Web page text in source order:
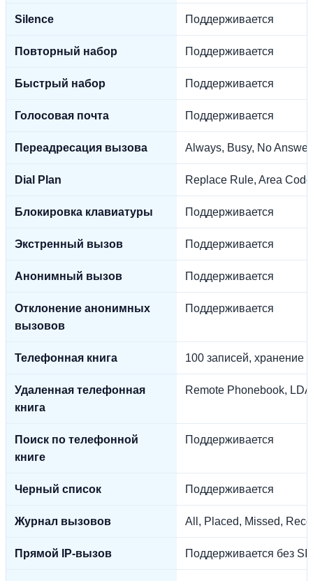
Silence Поддерживается
Повторный набор Поддерживается
Быстрый набор Поддерживается
Голосовая почта Поддерживается
Переадресация вызова Always, Busy, No Answer
Dial Plan Replace Rule, Area
Блокировка клавиатуры Поддерживается
Экстренный вызов Поддерживается
Анонимный вызов Поддерживается
Отклонение анонимных
вызовов
Поддерживается
Телефонная книга 100 записей, хранение
Удаленная телефонная
книга
Remote Phonebook,
Поиск по телефонной
книге
Поддерживается
Черный список Поддерживается
Журнал вызовов All, Placed, Missed,
Прямой IP-вызов Поддерживается без